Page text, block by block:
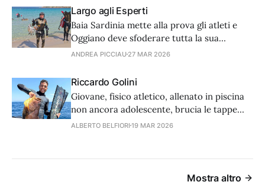
grazie anche alle stupende immagini
dell’autore, appassionato pescatore,
valente tester per C4 e grande fotografo.
Largo agli Esperti
Baia Sardinia mette alla prova gli atleti e
Oggiano deve sfoderare tutta la sua
esperienza per imporsi sugli agguerritissimi
ANDREA PICCIAU 27 MAR 2026
Riccardo Golini
Giovane, fisico atletico, allenato in piscina
non ancora adolescente, brucia le tappe
nella pesca in apnea e in pochi anni di
italiano assoluto.
ALBERTO BELFIORI 19 MAR 2026
Mostra altro